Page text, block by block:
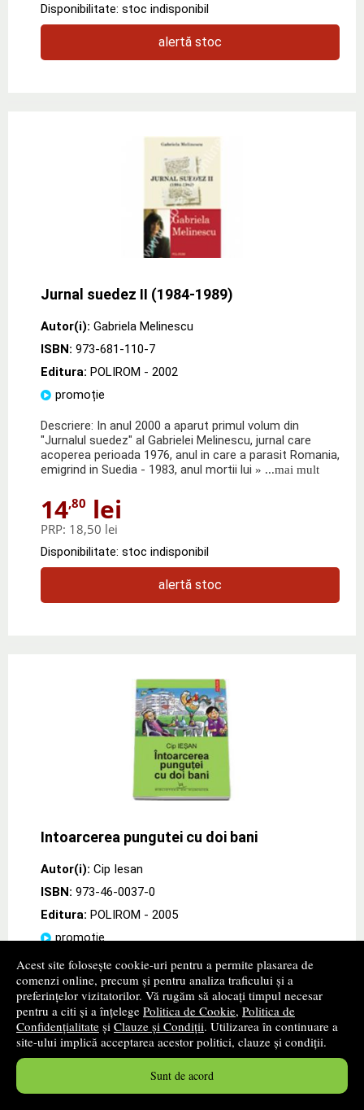
Acest site folosește cookie-uri pentru a permite plasarea de
comenzi online, precum și pentru analiza traficului și a
preferințelor vizitatorilor. Vă rugăm să alocați timpul necesar
pentru a citi și a înțelege Politica de Cookie, Politica de
Confidențialitate și Clauze și Condiții. Utilizarea în continuare a
site-ului implică acceptarea acestor politici, clauze și condiții.
Sunt de acord
Disponibilitate: stoc indisponibil
alertă stoc
Jurnal suedez II (1984-1989)
Autor(i): Gabriela Melinescu
ISBN: 973-681-110-7
Editura: POLIROM - 2002
promoție
Descriere: In anul 2000 a aparut primul volum din
"Jurnalul suedez" al Gabrielei Melinescu, jurnal care
acoperea perioada 1976, anul in care a parasit Romania,
emigrind in Suedia - 1983, anul mortii lui » ...mai mult
14,80 lei
PRP: 18,50 lei
Disponibilitate: stoc indisponibil
alertă stoc
Intoarcerea pungutei cu doi bani
Autor(i): Cip Iesan
ISBN: 973-46-0037-0
Editura: POLIROM - 2005
promoție
Descriere: Cu ilustratii de Jup "Foarte rar se intimpla, in
ultima vreme, sa stai in casa cu o carte si sa rizi de
unul singur, asa. Se mai intimpla cind il citesti pe Hasek,
se mai intimpla cind ii citesti» ...mai mult
15,84lei
Disponibilitate: stoc indisponibil